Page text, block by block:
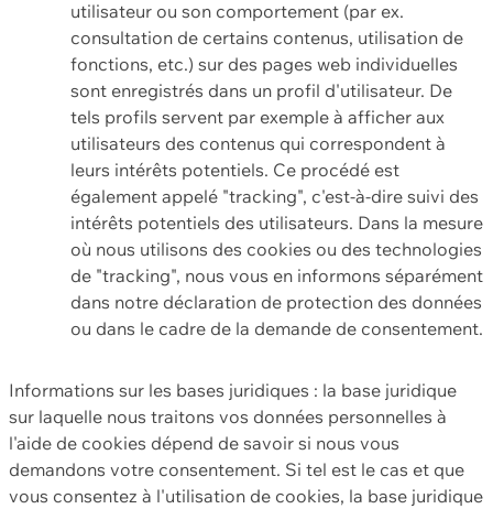
utilisateur ou son comportement (par ex.
consultation de certains contenus, utilisation de
fonctions, etc.) sur des pages web individuelles
sont enregistrés dans un profil d'utilisateur. De
tels profils servent par exemple à afficher aux
utilisateurs des contenus qui correspondent à
leurs intérêts potentiels. Ce procédé est
également appelé "tracking", c'est-à-dire suivi des
intérêts potentiels des utilisateurs. Dans la mesure
où nous utilisons des cookies ou des technologies
de "tracking", nous vous en informons séparément
dans notre déclaration de protection des données
ou dans le cadre de la demande de consentement.
Informations sur les bases juridiques : la base juridique
sur laquelle nous traitons vos données personnelles à
l'aide de cookies dépend de savoir si nous vous
demandons votre consentement. Si tel est le cas et que
vous consentez à l'utilisation de cookies, la base juridique